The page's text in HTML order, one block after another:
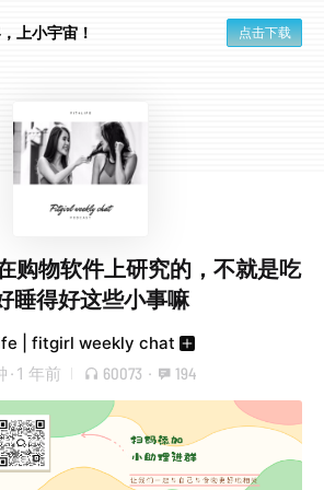
上小宇宙！ 点击下载
购物软件上研究的，不就是吃
睡得好这些小事嘛
| fitgirl weekly chat
· 1 年前 60073 · 194